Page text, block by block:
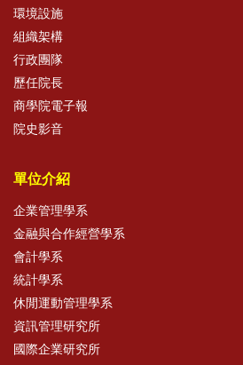
環境設施
組織架構
行政團隊
歷任院長
商學院電子報
院史影音
單位介紹
企業管理學系
金融與合作經營學系
會計學系
統計學系
休閒運動管理學系
資訊管理研究所
國際企業研究所